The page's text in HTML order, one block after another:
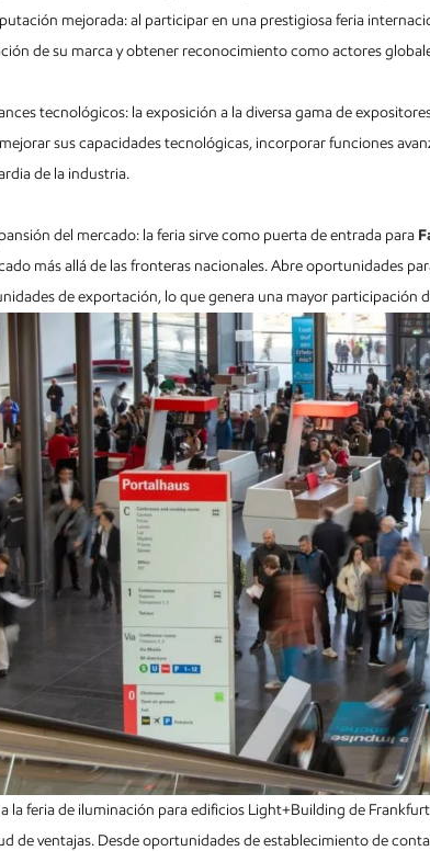
mejorada: al participar en una prestigiosa feria
de su marca y obtener reconocimiento como actores
tecnológicos: la exposición a la diversa gama de
sus capacidades tecnológicas, incorporar funciones
de la industria.
del mercado: la feria sirve como puerta de entrada para
más allá de las fronteras nacionales. Abre oportunidades
de exportación, lo que genera una mayor participación
la feria de iluminación para edificios Light+Building de
de ventajas. Desde oportunidades de establecimiento de